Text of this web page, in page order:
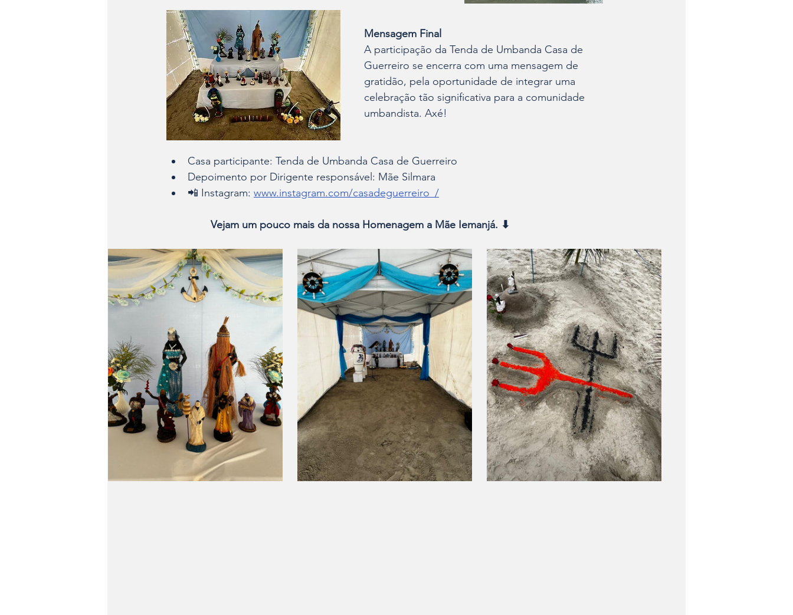
Mensagem Final
A participação da Tenda de Umbanda Casa de
Guerreiro se encerra com uma mensagem de
gratidão, pela oportunidade de integrar uma
celebração tão significativa para a comunidade
umbandista. Axé!
Casa participante: Tenda de Umbanda Casa de Guerreiro
Depoimento por Dirigente responsável: Mãe Silmara
📲 Instagram: www.instagram.com/casadeguerreiro_/
Vejam um pouco mais da nossa Homenagem a Mãe Iemanjá. ⬇